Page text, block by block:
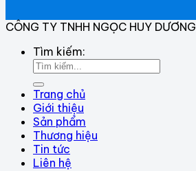
CÔNG TY TNHH NGỌC HUY DƯƠNG
Tìm kiếm:
Trang chủ
Giới thiệu
Sản phẩm
Thương hiệu
Tin tức
Liên hệ